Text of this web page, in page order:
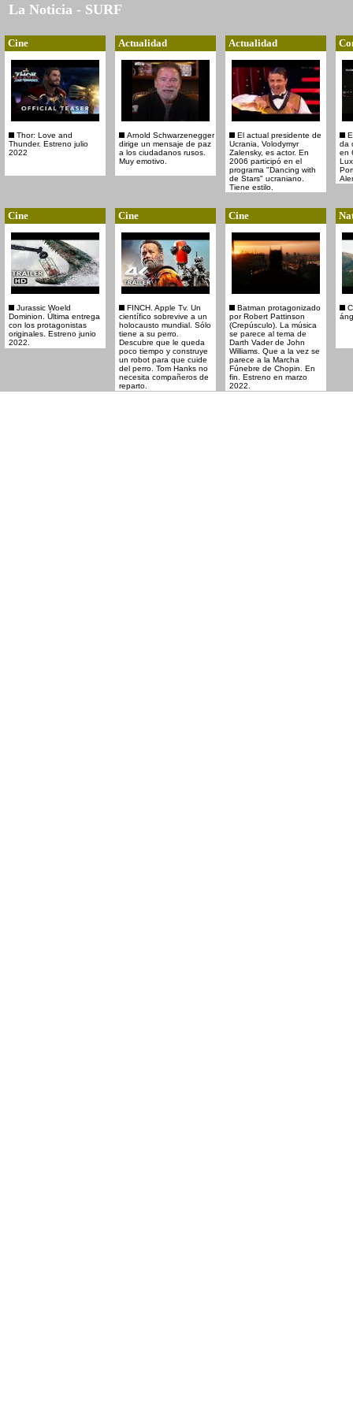
La Noticia - SURF
Cine
Thor: Love and
Thunder. Estreno julio
2022
Actualidad
Arnold Schwarzenegger
dirige un mensaje de paz
a los ciudadanos rusos.
Muy emotivo.
Actualidad
El actual presidente de
Ucrania, Volodymyr
Zalensky, es actor. En
2006 participó en el
programa "Dancing with
de Stars" ucraniano.
Tiene estilo.
da
en
Cine
Jurassic Woeld
Dominion. Última entrega
con los protagonistas
originales. Estreno junio
2022.
Cine
FINCH. Apple Tv. Un
científico sobrevive a un
holocausto mundial. Sólo
tiene a su perro.
Descubre que le queda
poco tiempo y construye
un robot para que cuide
del perro. Tom Hanks no
necesita compañeros de
reparto.
Cine
Batman protagonizado
por Robert Pattinson
(Crepúsculo). La música
se parece al tema de
Darth Vader de John
Williams. Que a la vez se
parece a la Marcha
Fúnebre de Chopin. En
fin. Estreno en marzo
2022.